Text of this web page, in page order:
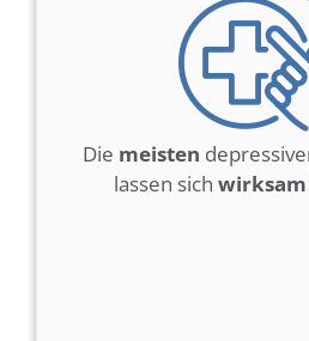
Die meisten
lassen sich